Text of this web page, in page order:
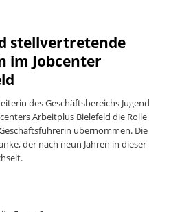
stellvertretende
im Jobcenter
des Geschäftsbereichs Jugend
Arbeitplus Bielefeld die Rolle
übernommen. Die
der nach neun Jahren in dieser